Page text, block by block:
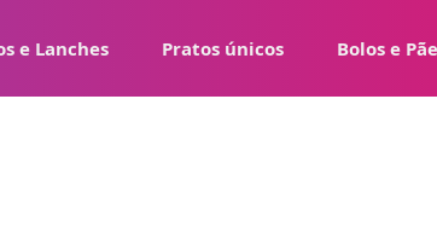
e Lanches Pratos únicos Bolos e